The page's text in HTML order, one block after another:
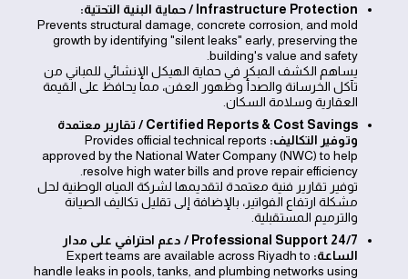
Infrastructure Protection / حماية البنية التحتية:
Prevents structural damage, concrete corrosion, and mold
growth by identifying "silent leaks" early, preserving the
building's value and safety.
يساهم الكشف المبكر في حماية الهيكل الإنشائي للمباني من
تآكل الخرسانة والصدأ وظهور العفن، مما يحافظ على القيمة
العقارية وسلامة السكان.
Certified Reports & Cost Savings / تقارير معتمدة
وتوفير التكاليف: Provides official technical reports
approved by the National Water Company (NWC) to help
resolve high water bills and prove repair efficiency.
توفير تقارير فنية معتمدة لتقديمها لشركة المياه الوطنية لحل
مشكلة ارتفاع الفواتير، بالإضافة إلى تقليل تكاليف الصيانة
والترميم المستقبلية.
24/7 Professional Support / دعم احترافي على مدار
الساعة: Expert teams are available across Riyadh to
handle leaks in pools, tanks, and plumbing networks using